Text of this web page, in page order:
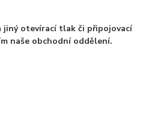
jiný otevírací tlak či připojovací
naše obchodní oddělení.